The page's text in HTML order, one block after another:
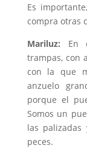
Es
compra otras
Mariluz: En
trampas, con
con la que
anzuelo
porque el
Somos un
las
peces.